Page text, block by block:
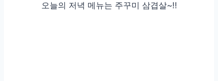
오늘의 저녁 메뉴는 주꾸미 삼겹살~!!